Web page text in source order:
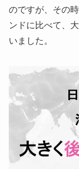
のですが、その
ンドに比べて、
いました。